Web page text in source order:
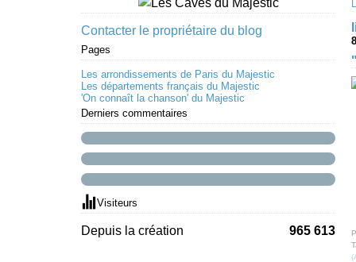
Contacter le propriétaire du blog
Pages
Les arrondissements de Paris du Majestic
Les départements français du Majestic
'On connaît la chanson' du Majestic
Derniers commentaires
Visiteurs
Depuis la création 965 613